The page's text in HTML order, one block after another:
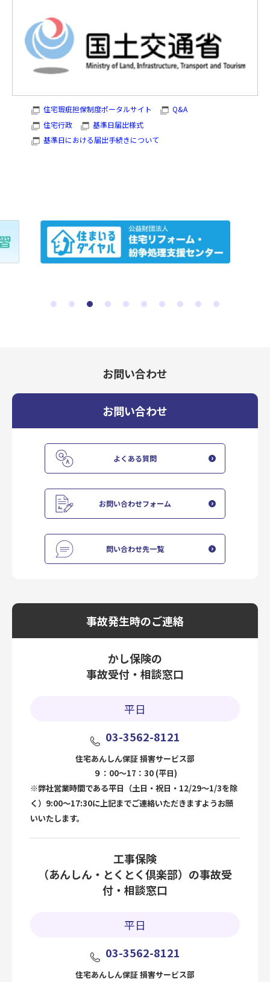
住宅瑕疵担保制度ポータルサイト
Q&A
住宅行政
基準日届出様式
基準日における届出手続きについて
お問い合わせ
お問い合わせ
よくある質問
お問い合わせフォーム
問い合わせ先一覧
事故発生時のご連絡
かし保険の
事故受付・相談窓口
平日
03-3562-8121
住宅あんしん保証 損害サービス部
９：00～17：30 (平日)
※弊社営業時間である平日（土日・祝日・12/29～1/3を除
く）9:00～17:30に上記までご連絡いただきますようお願
いいたします。
工事保険
（あんしん・とくとく倶楽部）の事故受
付・相談窓口
平日
03-3562-8121
住宅あんしん保証 損害サービス部